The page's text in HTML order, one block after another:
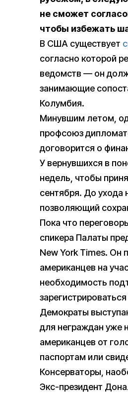
не сможет
чтобы избежать
В США существует
согласно которой
ведомств — он
занимающие
Колумбия.
Минувшим летом,
профсоюз
договорится о
У вернувшихся в
недель, чтобы
сентября. До ухода
позволяющий
Пока что
спикера Палаты
New York Times.
американцев на
необходимость
Демократы
для неграждан уже
американцев от
паспортам или
Консерваторы,
Экс-президент